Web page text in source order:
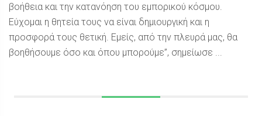
βοήθεια και την κατανόηση του εμπορικού κόσμου.
Εύχομαι η θητεία τους να είναι δημιουργική και η
προσφορά τους θετική. Εμείς, από την πλευρά μας, θα
βοηθήσουμε όσο και όπου μπορούμε”, σημείωσε ...